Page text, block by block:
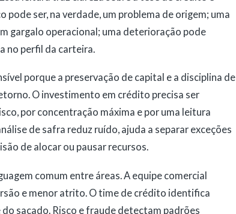
pode ser, na verdade, um problema de origem; uma
gargalo operacional; uma deterioração pode
no perfil da carteira.
porque a preservação de capital e a disciplina de
O investimento em crédito precisa ser
por concentração máxima e por uma leitura
de safra reduz ruído, ajuda a separar exceções
de alocar ou pausar recursos.
comum entre áreas. A equipe comercial
e menor atrito. O time de crédito identifica
sacado. Risco e fraude detectam padrões